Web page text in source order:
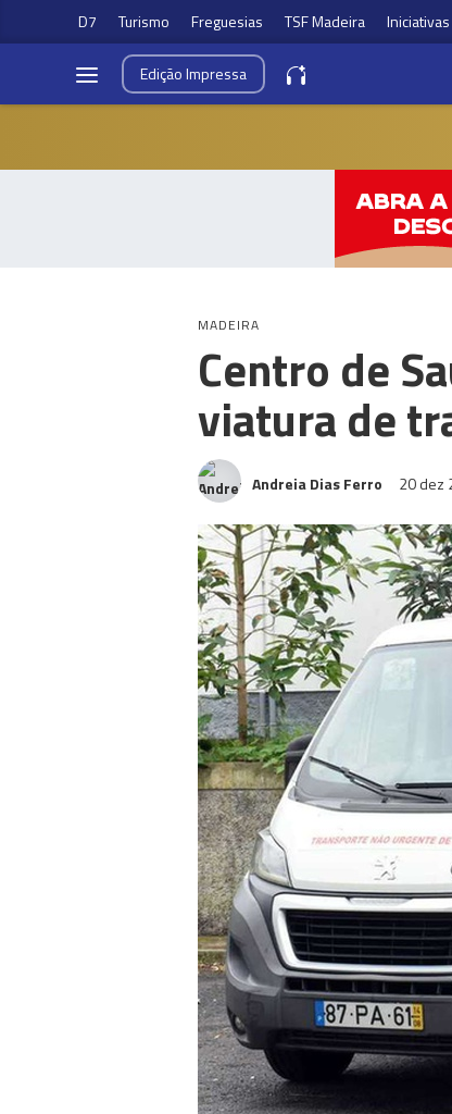
D7 Turismo Freguesias TSF Madeira Iniciativas
EdiçãoImpressa
MADEIRA
Centro de
viatura de
Andreia Dias Ferro 20 dez